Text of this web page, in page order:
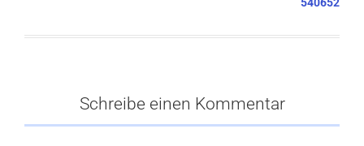
540652
Schreibe einen Kommentar